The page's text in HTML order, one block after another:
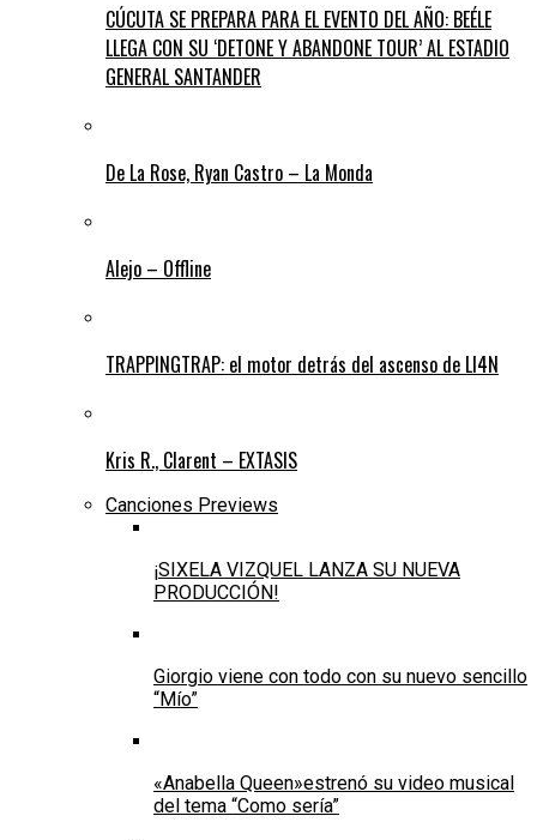
CÚCUTA SE PREPARA PARA EL EVENTO DEL AÑO: BEÉLE
LLEGA CON SU ‘DETONE Y ABANDONE TOUR’ AL ESTADIO
GENERAL SANTANDER
De La Rose, Ryan Castro – La Monda
Alejo – Offline
TRAPPINGTRAP: el motor detrás del ascenso de LI4N
Kris R., Clarent – EXTASIS
Canciones Previews
¡SIXELA VIZQUEL LANZA SU NUEVA
PRODUCCIÓN!
Giorgio viene con todo con su nuevo sencillo
“Mío”
«Anabella Queen»estrenó su video musical
del tema “Como sería”